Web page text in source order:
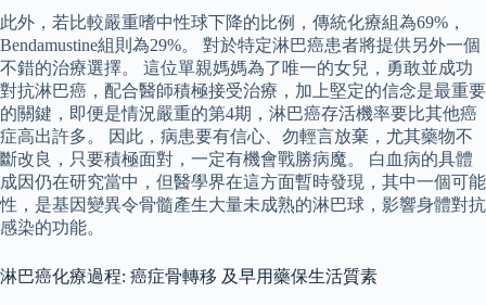
此外，若比較嚴重嗜中性球下降的比例，傳統化療組為69%，
Bendamustine組則為29%。 對於特定淋巴癌患者將提供另外一個
不錯的治療選擇。 這位單親媽媽為了唯一的女兒，勇敢並成功
對抗淋巴癌，配合醫師積極接受治療，加上堅定的信念是最重要
的關鍵，即便是情況嚴重的第4期，淋巴癌存活機率要比其他癌
症高出許多。 因此，病患要有信心、勿輕言放棄，尤其藥物不
斷改良，只要積極面對，一定有機會戰勝病魔。 白血病的具體
成因仍在研究當中，但醫學界在這方面暫時發現，其中一個可能
性，是基因變異令骨髓產生大量未成熟的淋巴球，影響身體對抗
感染的功能。
淋巴癌化療過程: 癌症骨轉移 及早用藥保生活質素